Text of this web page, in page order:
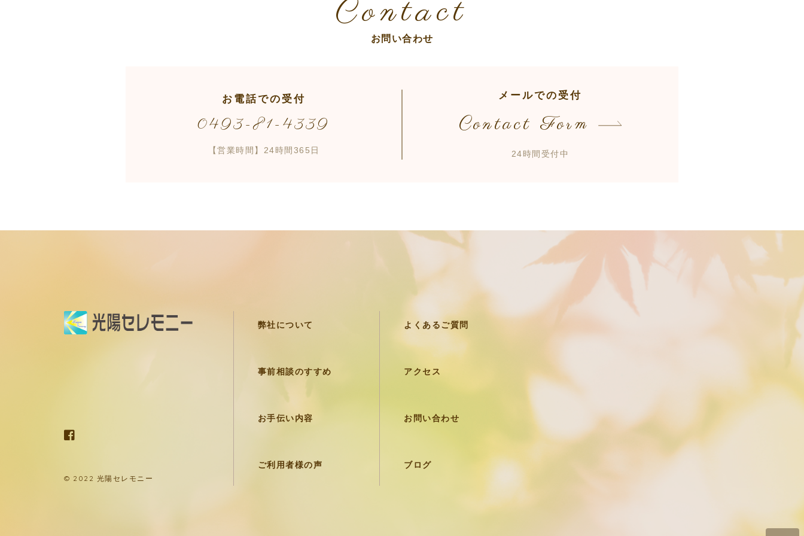
Contact
お問い合わせ
お電話での受付
0493-81-4339
【営業時間】24時間365日
メールでの受付
Contact Form
24時間受付中
© 2022 光陽セレモニー
弊社について
事前相談のすすめ
お手伝い内容
ご利用者様の声
よくあるご質問
アクセス
お問い合わせ
ブログ